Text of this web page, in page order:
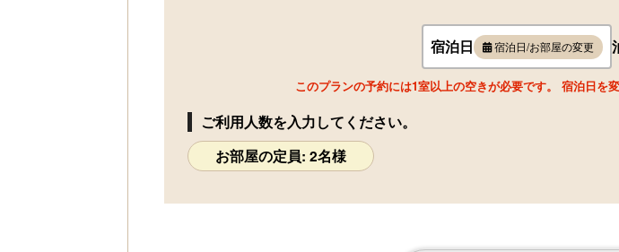
1名様料金
23,650円～(2名
様1室利用時)
定員 2名様
宿泊日 宿泊日/お部屋の変更
このプランの予約には1室以上の空きが必要です。 宿泊日を
ご利用人数を入力してください。
お部屋の定員: 2名様